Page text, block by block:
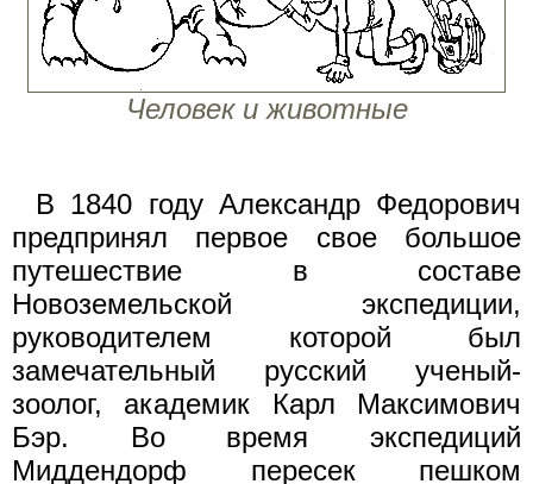
Человек и животные
В 1840 году Александр Федорович
предпринял первое свое большое
путешествие в составе
Новоземельской экспедиции,
руководителем которой был
замечательный русский ученый-
зоолог, академик Карл Максимович
Бэр. Во время экспедиций
Миддендорф пересек пешком